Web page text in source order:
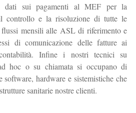
dati sui pagamenti al MEF per la
controllo e la risoluzione di tutte le
flussi mensili alle ASL di riferimento e
di comunicazione delle fatture ai
Infine i nostri tecnici su
hoc o su chiamata si occupano di
software, hardware e sistemistiche che
sanitarie nostre clienti.